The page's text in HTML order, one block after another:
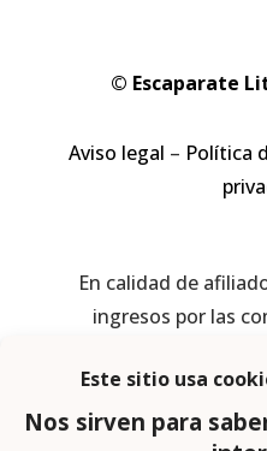
© Escaparate
Aviso legal – Política
En calidad de
ingresos por las